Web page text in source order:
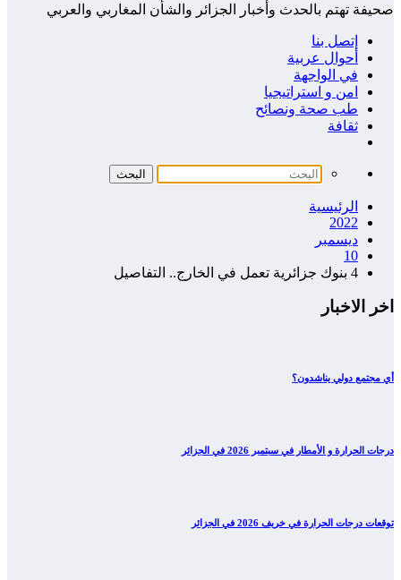
صحيفة تهتم بالحدث وأخبار الجزائر والشأن المغاربي والعربي
إتصل بنا
أحوال عربية
في الواجهة
امن و استراتيجيا
طب صحة ونصائح
ثقافة
الرئيسية
2022
ديسمبر
10
4 بنوك جزائرية تعمل في الخارج.. التفاصيل
اخر الاخبار
أي مجتمع دولي يناشدون؟
درجات الحرارة و الأمطار في سبتمبر 2026 في الجزائر
توقعات درجات الحرارة في خريف 2026 في الجزائر